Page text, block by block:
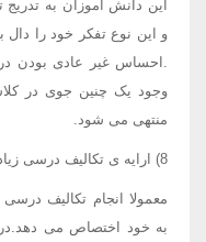
این دانش آموزان به
و این نوع تفکر خود را
.احساس غیر عادی بودن
وجود یک چنین جوی در
منتهی می شود.
8) ارایه ی تکالیف درسی زیاد به دانش آموزان
معمولا انجام تکالیف
به خود اختصاص می دهد.در